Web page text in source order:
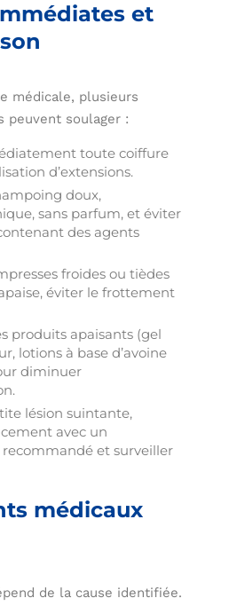
et
médicale, plusieurs
peuvent soulager :
toute coiffure
d’extensions.
doux,
sans parfum, et éviter
des agents
froides ou tièdes
éviter le frottement
produits apaisants (gel
lotions à base d’avoine
diminuer
lésion suintante,
avec un
et surveiller
médicaux
de la cause identifiée.